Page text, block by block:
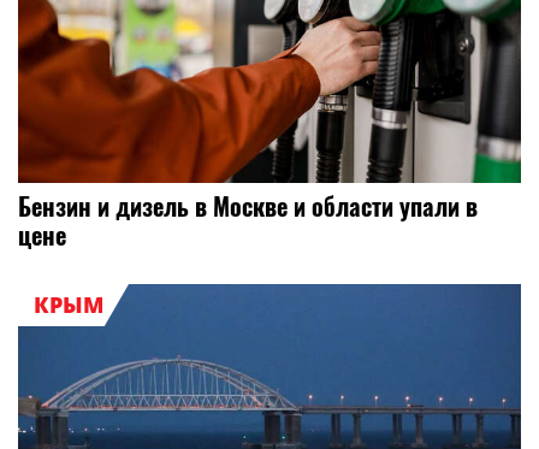
Бензин и дизель в Москве и области упали в
цене
КРЫМ